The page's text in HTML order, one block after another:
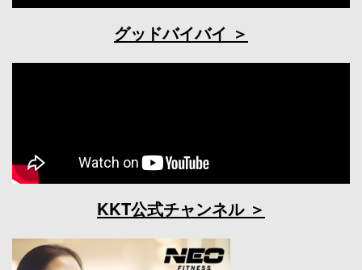
グッドバイバイ
KKT公式チャンネル